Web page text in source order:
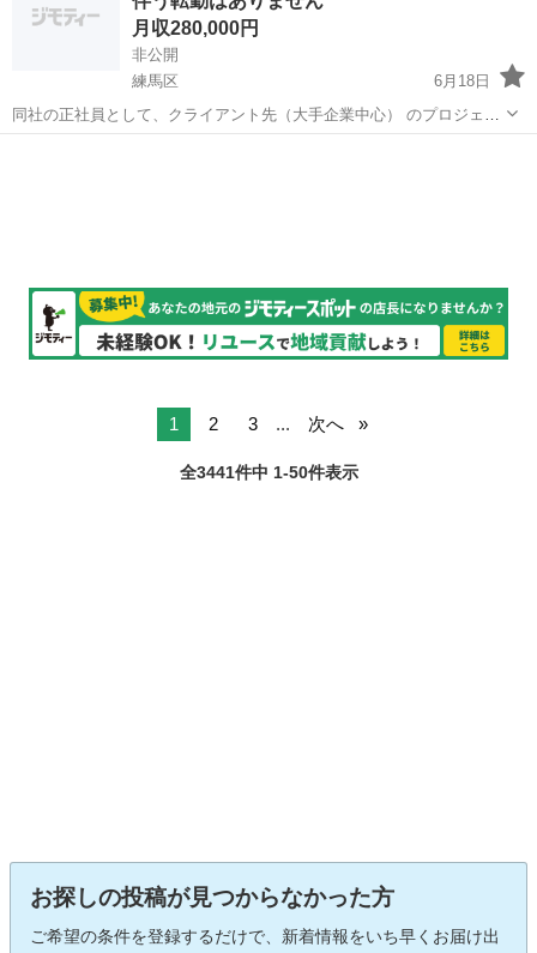
月収280,000円
非公開
練馬区
6月18日
同社の正社員として、クライアント先（大手企業中心） のプロジェク
トに参加する常用型派遣に該当する働き 方です。 ⼤型⼈事システムの
1 2 3 ... 次へ
全3441件中 1-50件表示
お探しの投稿が見つからなかった方
ご希望の条件を登録するだけで、新着情報をいち早くお届け出